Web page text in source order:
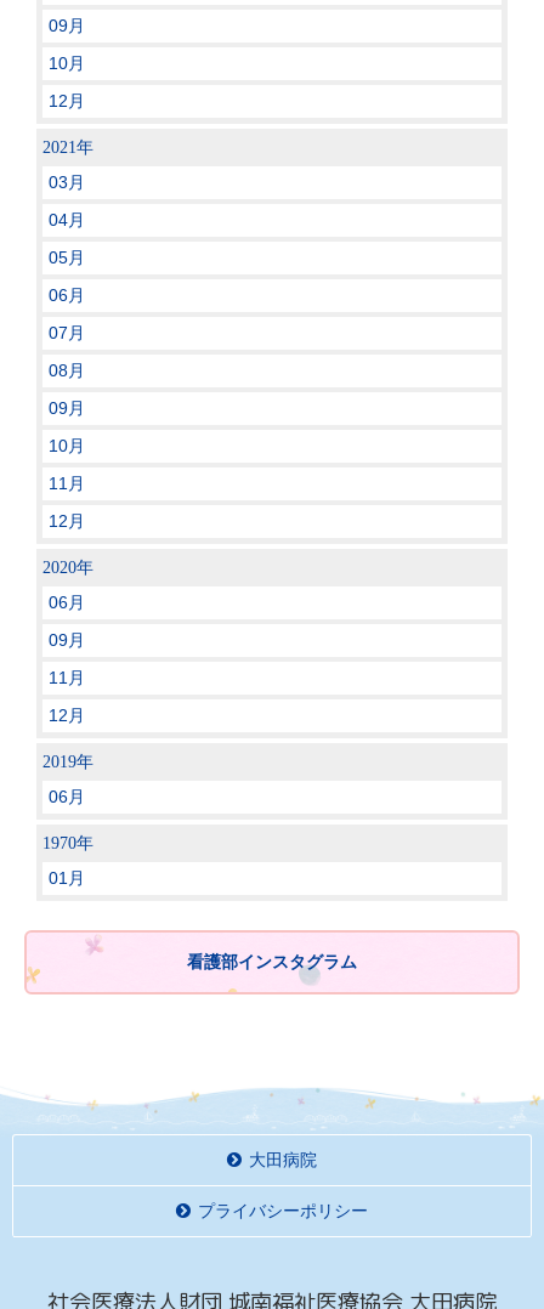
09月
10月
12月
2021年
03月
04月
05月
06月
07月
08月
09月
10月
11月
12月
2020年
06月
09月
11月
12月
2019年
06月
1970年
01月
看護部インスタグラム
大田病院
プライバシーポリシー
社会医療法人財団 城南福祉医療協会 大田病院